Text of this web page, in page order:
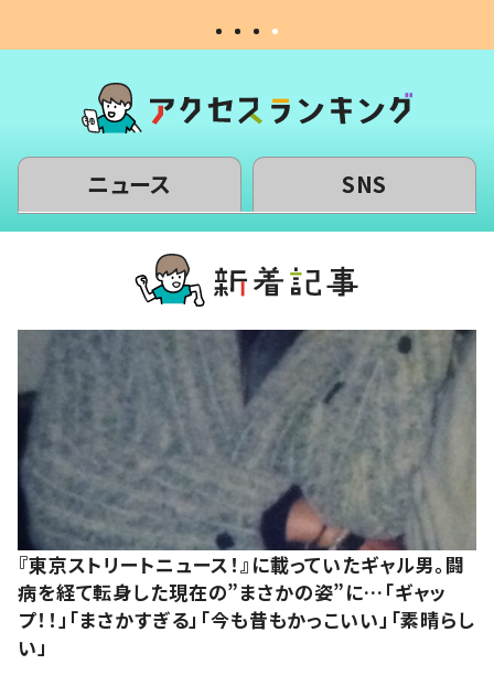
ニュース SNS
『東京ストリートニュース！』に載っていたギャル男。闘
病を経て転身した現在の”まさかの姿”に…「ギャッ
プ！！」「まさかすぎる」「今も昔もかっこいい」「素晴らし
い」